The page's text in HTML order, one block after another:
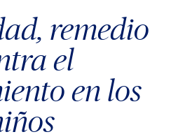
remedio
el
en los